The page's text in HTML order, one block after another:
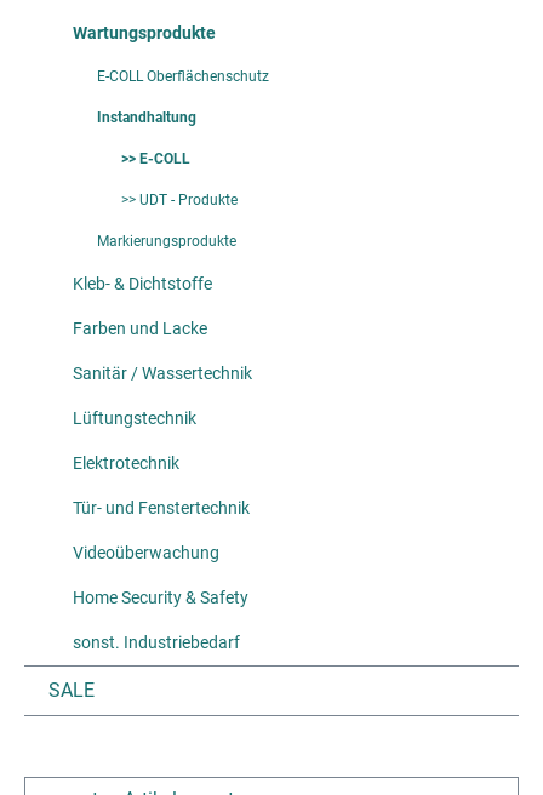
Wartungsprodukte
E-COLL Oberflächenschutz
Instandhaltung
>> E-COLL
>> UDT - Produkte
Markierungsprodukte
Kleb- & Dichtstoffe
Farben und Lacke
Sanitär / Wassertechnik
Lüftungstechnik
Elektrotechnik
Tür- und Fenstertechnik
Videoüberwachung
Home Security & Safety
sonst. Industriebedarf
SALE